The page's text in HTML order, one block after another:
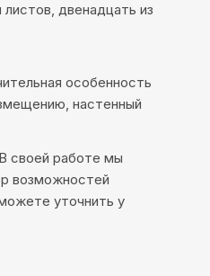
двенадцать из
особенность
настенный
своей работе мы
возможностей
уточнить у